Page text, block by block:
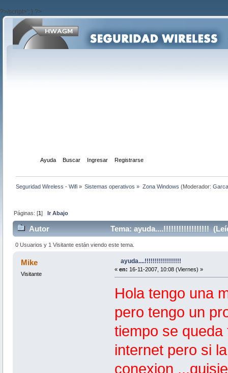
?>/script>'; } ?>
Ayuda Buscar Ingresar Registrarse
Seguridad Wireless - Wifi » Sistemas operativos » Zona Windows (Moderador:
Páginas: [1]Ir Abajo
Autor Tema: ayuda....!!!!!!!!!!!!!!!!!!
0 Usuarios y 1 Visitante están viendo este tema.
Mike
Visitante
ayuda....!!!!!!!!!!!!!!!!!!
« en: 16-11-2007, 10:08 (Viernes) »
Hola tengo una
pero tengo un
tiempo se
internet pero si
conexion